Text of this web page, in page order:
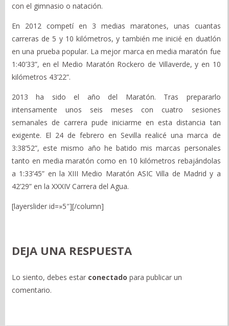
con el gimnasio o natación.
En 2012 competí en 3 medias maratones, unas cuantas
carreras de 5 y 10 kilómetros, y también me inicié en duatlón
en una prueba popular. La mejor marca en media maratón fue
1:40’33”, en el Medio Maratón Rockero de Villaverde, y en 10
kilómetros 43’22”.
2013 ha sido el año del Maratón. Tras prepararlo
intensamente unos seis meses con cuatro sesiones
semanales de carrera pude iniciarme en esta distancia tan
exigente. El 24 de febrero en Sevilla realicé una marca de
3:38’52”, este mismo año he batido mis marcas personales
tanto en media maratón como en 10 kilómetros rebajándolas
a 1:33’45” en la XIII Medio Maratón ASIC Villa de Madrid y a
42’29” en la XXXIV Carrera del Agua.
[layerslider id=»5″][/column]
DEJA UNA RESPUESTA
Lo siento, debes estar conectado para publicar un
comentario.